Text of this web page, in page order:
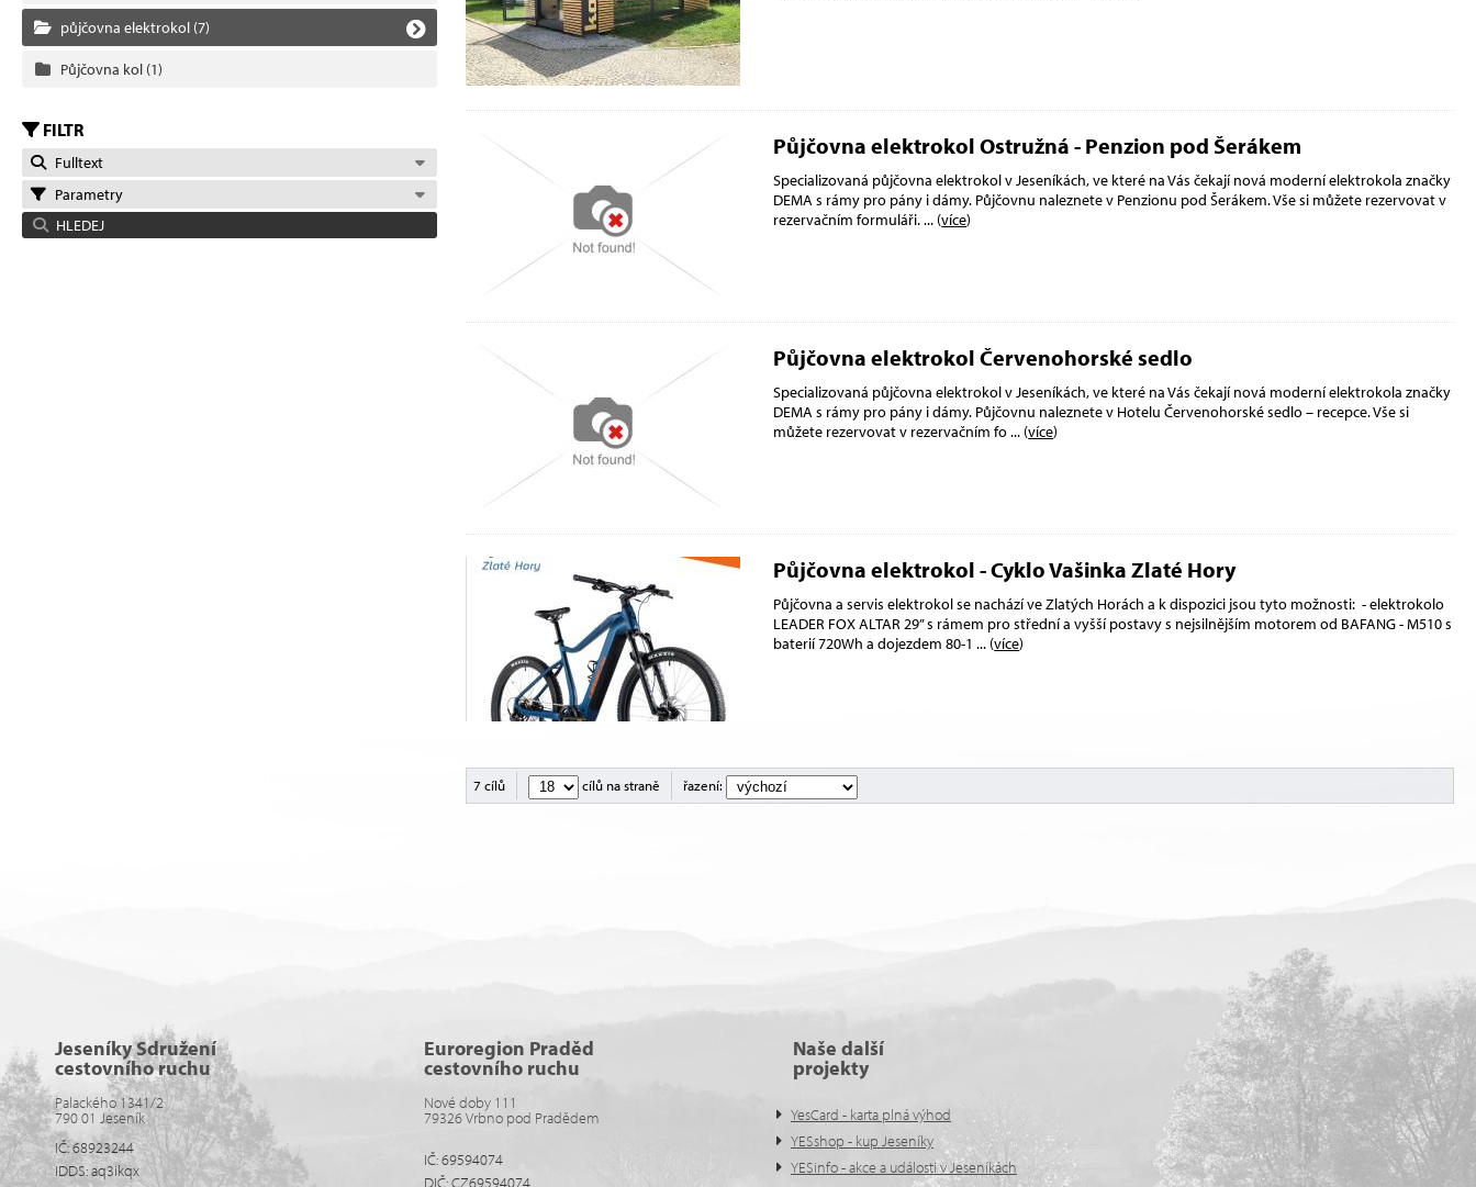
půjčovna elektrokol (7)
Půjčovna kol (1)
FILTR
Fulltext
Parametry
HLEDEJ
Půjčovna elektrokol Ostružná - Penzion pod Šerákem
Specializovaná půjčovna elektrokol v Jeseníkách, ve které na Vás čekají nová moderní elektrokola značky
DEMA s rámy pro pány i dámy. Půjčovnu naleznete v Penzionu pod Šerákem. Vše si můžete rezervovat v
rezervačním formuláři.... (více)
Půjčovna elektrokol Červenohorské sedlo
Specializovaná půjčovna elektrokol v Jeseníkách, ve které na Vás čekají nová moderní elektrokola značky
DEMA s rámy pro pány i dámy. Půjčovnu naleznete v Hotelu Červenohorské sedlo – recepce. Vše si
můžete rezervovat v rezervačním fo... (více)
Půjčovna elektrokol - Cyklo Vašinka Zlaté Hory
Půjčovna a servis elektrokol se nachází ve Zlatých Horách a k dispozici jsou tyto možnosti: - elektrokolo
LEADER FOX ALTAR 29” s rámem pro střední a vyšší postavy s nejsilnějším motorem od BAFANG - M510 s
baterií 720Wh a dojezdem 80-1... (více)
7 cílů cílů na straně řazení:
Jeseníky Sdružení
cestovního ruchu
Palackého 1341/2
790 01 Jeseník
IČ: 68923244
IDDS: aq3ikqx
Euroregion Praděd
cestovního ruchu
Nové doby 111
79326 Vrbno pod Pradědem
IČ: 69594074
DIČ: CZ69594074
Naše další
projekty
YesCard - karta plná výhod
YESshop - kup Jeseníky
YESinfo - akce a události v Jeseníkách